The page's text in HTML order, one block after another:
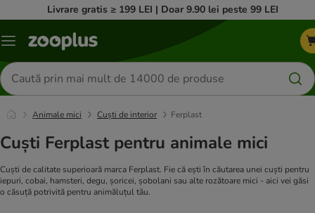
Livrare gratis ≥ 199 LEI | Doar 9.90 lei peste 99 LEI
Categorii
Căutare
produse
Animale mici Cuști de interior Ferplast
Cuști Ferplast pentru animale mici
Cuști de calitate superioară marca Ferplast. Fie că ești în căutarea unei cuști pentru
iepuri, cobai, hamsteri, degu, șoricei, șobolani sau alte rozătoare mici - aici vei găsi
o căsuță potrivită pentru animăluțul tău.